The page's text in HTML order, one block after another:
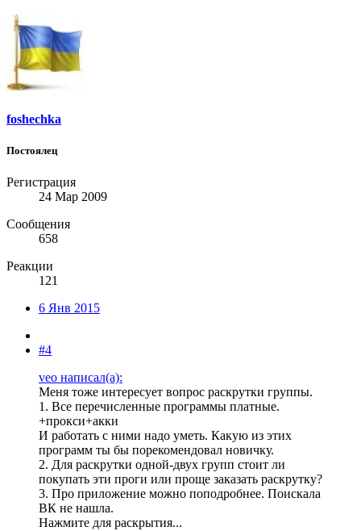
foshechka
Постоялец
Регистрация
24 Мар 2009
Сообщения
658
Реакции
121
6 Янв 2015
#4
veo написал(а):
Меня тоже интересует вопрос раскрутки группы.
1. Все перечисленные программы платные.
+прокси+акки
И работать с ними надо уметь. Какую из этих
программ ты бы порекомендовал новичку.
2. Для раскрутки одной-двух групп стоит ли
покупать эти проги или проще заказать раскрутку?
3. Про приложение можно поподробнее. Поискала
ВК не нашла.
Нажмите для раскрытия...